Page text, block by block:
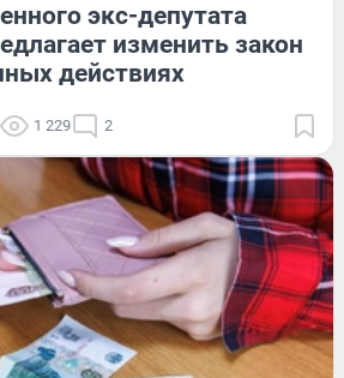
экс-депутата
изменить закон
действиях
1 229 2